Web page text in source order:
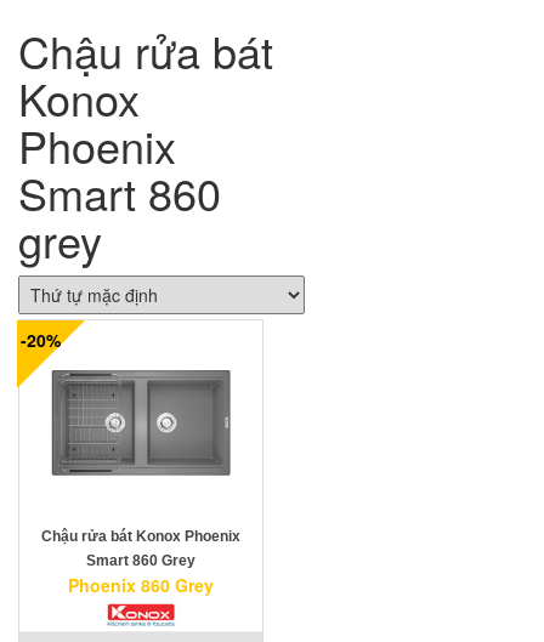
Chậu rửa bát
Konox
Phoenix
Smart 860
grey
-20%
Chậu rửa bát Konox Phoenix
Smart 860 Grey
Phoenix 860 Grey